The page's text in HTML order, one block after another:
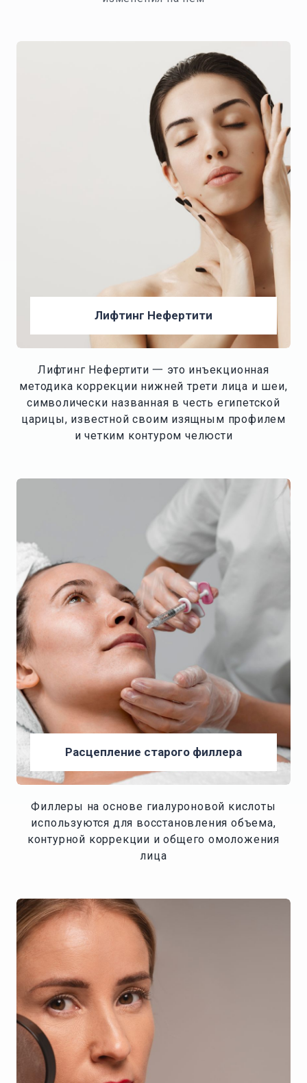
Лифтинг Нефертити
Лифтинг Нефертити 一 это инъекционная
методика коррекции нижней трети лица и шеи,
символически названная в честь египетской
царицы, известной своим изящным профилем
и четким контуром челюсти
Расцепление старого филлера
Филлеры на основе гиалуроновой кислоты
используются для восстановления объема,
контурной коррекции и общего омоложения
лица